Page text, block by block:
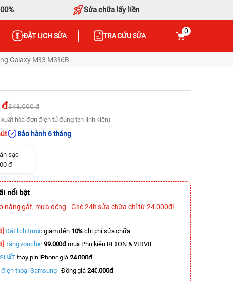
Sửa chữa lấy liền
ĐẶT LỊCH SỬA TRA CỨU SỬA
0
Galaxy M33 M336B
đ348.000 đ
xuất hóa đơn điện tử đúng tên linh kiện)
Bảo hành 6 tháng
sạc
đ
nổi bật
nắng gắt, mưa dông - Ghé 24h sửa chữa chỉ từ 24.000đ!
Đặt lịch trước giảm đến 10% chi phí sửa chữa
Tặng voucher 99.000đmua Phụ kiện REXON & VIDVIE
thay pin iPhone giá 24.000đ
điện thoại Samsung- Đồng giá 240.000đ